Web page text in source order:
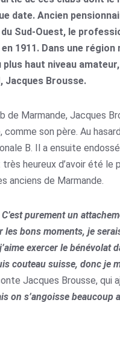
date. Ancien
Sud-Ouest, le
en 1911. Dans une
haut niveau
Jacques Brousse.
de Marmande, Jacques
comme son père. Au
B. Il a ensuite
heureux d’avoir été le
anciens de Marmande.
C’est purement un
bons moments, je
exercer le bénévolat
couteau suisse, donc je
Jacques Brousse, qui
on s’angoisse beaucoup